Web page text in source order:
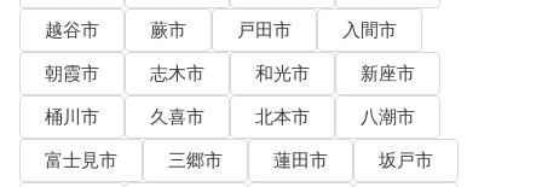
越谷市
蕨市 戸田市
入間市
朝霞市
志木市 和光市
新座市
桶川市
久喜市 北本市
八潮市
富士見市
三郷市 蓮田市
坂戸市